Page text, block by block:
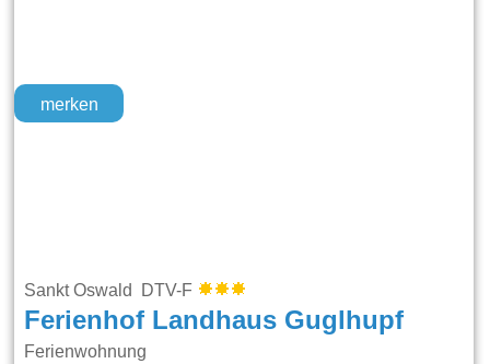
merken
Sankt Oswald DTV-F
Ferienhof Landhaus Guglhupf
Ferienwohnung